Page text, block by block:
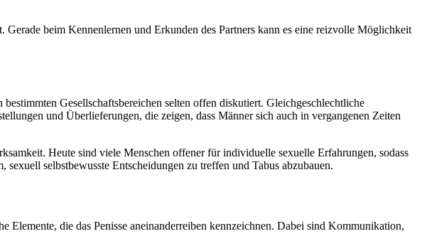
beim Kennenlernen und Erkunden des Partners kann es eine reizvolle Möglichkeit
Gesellschaftsbereichen selten offen diskutiert. Gleichgeschlechtliche
und Überlieferungen, die zeigen, dass Männer sich auch in vergangenen Zeiten
Heute sind viele Menschen offener für individuelle sexuelle Erfahrungen, sodass
selbstbewusste Entscheidungen zu treffen und Tabus abzubauen.
die das Penisse aneinanderreiben kennzeichnen. Dabei sind Kommunikation,